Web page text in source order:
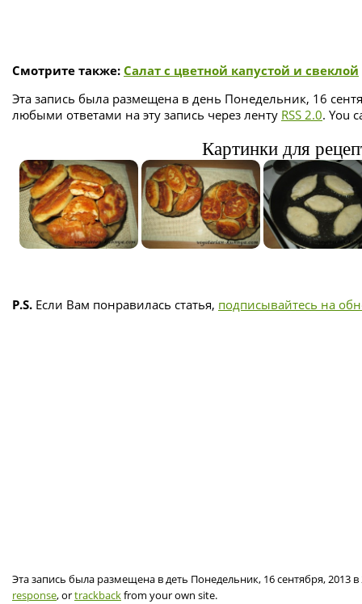
Смотрите также: Салат с цветной капустой и свеклой
Эта запись была размещена в день Понедельник, 16
любыми ответами на эту запись через ленту RSS 2.0. You
Картинки для
P.S. Если Вам понравилась статья, подписывайтесь на
Эта запись была размещена в деть Понедельник, 16 сентября, 2013
response, ortrackbackfrom your own site.